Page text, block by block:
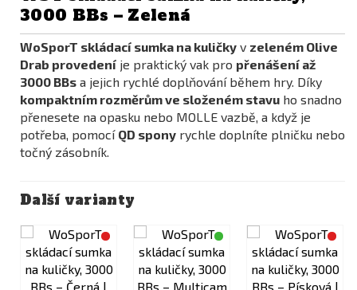
3000 BBs – Zelená
WoSporT skládací sumka na kuličky v zeleném Olive
Drab provedení je praktický vak pro přenášení až
3000 BBs a jejich rychlé doplňování během hry. Díky
kompaktním rozměrům ve složeném stavu ho snadno
přenesete na opasku nebo MOLLE vazbě, a když je
potřeba, pomocí QD spony rychle doplníte plničku nebo
točný zásobník.
Další varianty